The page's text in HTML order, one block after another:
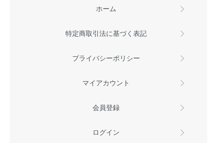
ホーム
特定商取引法に基づく表記
プライバシーポリシー
マイアカウント
会員登録
ログイン